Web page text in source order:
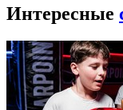
Интересные